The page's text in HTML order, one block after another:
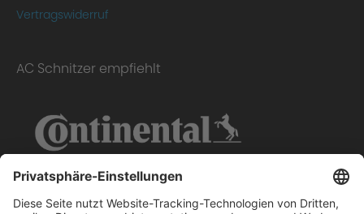
Vertragswiderruf
AC Schnitzer empfiehlt